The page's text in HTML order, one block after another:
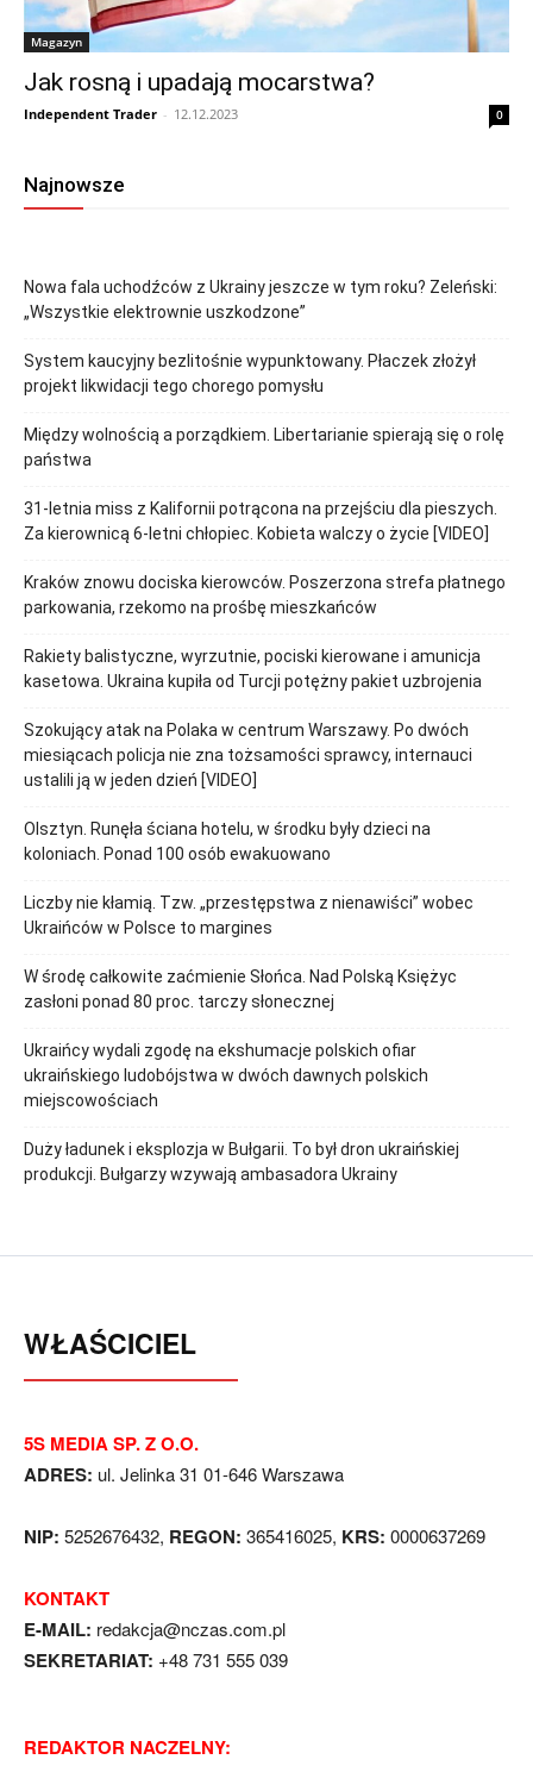
Magazyn
Jak rosną i upadają mocarstwa?
Independent Trader - 12.12.2023 0
Najnowsze
Nowa fala uchodźców z Ukrainy jeszcze w tym roku? Zeleński:
„Wszystkie elektrownie uszkodzone”
System kaucyjny bezlitośnie wypunktowany. Płaczek złożył
projekt likwidacji tego chorego pomysłu
Między wolnością a porządkiem. Libertarianie spierają się o rolę
państwa
31-letnia miss z Kalifornii potrącona na przejściu dla pieszych.
Za kierownicą 6-letni chłopiec. Kobieta walczy o życie [VIDEO]
Kraków znowu dociska kierowców. Poszerzona strefa płatnego
parkowania, rzekomo na prośbę mieszkańców
Rakiety balistyczne, wyrzutnie, pociski kierowane i amunicja
kasetowa. Ukraina kupiła od Turcji potężny pakiet uzbrojenia
Szokujący atak na Polaka w centrum Warszawy. Po dwóch
miesiącach policja nie zna tożsamości sprawcy, internauci
ustalili ją w jeden dzień [VIDEO]
Olsztyn. Runęła ściana hotelu, w środku były dzieci na
koloniach. Ponad 100 osób ewakuowano
Liczby nie kłamią. Tzw. „przestępstwa z nienawiści” wobec
Ukraińców w Polsce to margines
W środę całkowite zaćmienie Słońca. Nad Polską Księżyc
zasłoni ponad 80 proc. tarczy słonecznej
Ukraińcy wydali zgodę na ekshumacje polskich ofiar
ukraińskiego ludobójstwa w dwóch dawnych polskich
miejscowościach
Duży ładunek i eksplozja w Bułgarii. To był dron ukraińskiej
produkcji. Bułgarzy wzywają ambasadora Ukrainy
WŁAŚCICIEL
5S MEDIA SP. Z O.O.
ADRES: ul. Jelinka 31 01-646 Warszawa
NIP: 5252676432, REGON: 365416025, KRS: 0000637269
KONTAKT
E-MAIL: redakcja@nczas.com.pl
SEKRETARIAT: +48 731 555 039
REDAKTOR NACZELNY: